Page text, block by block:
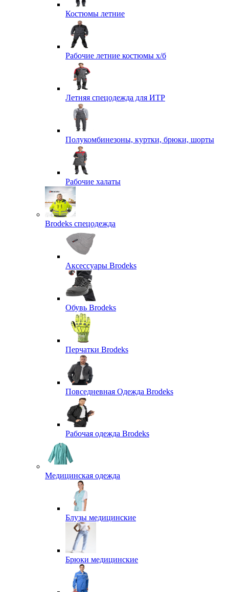
Костюмы летние
Рабочие летние костюмы х/б
Летняя спецодежда для ИТР
Полукомбинезоны, куртки, брюки, шорты
Рабочие халаты
Brodeks спецодежда
Аксессуары Brodeks
Обувь Brodeks
Перчатки Brodeks
Повседневная Одежда Brodeks
Рабочая одежда Brodeks
Медицинская одежда
Блузы медицинские
Брюки медицинские